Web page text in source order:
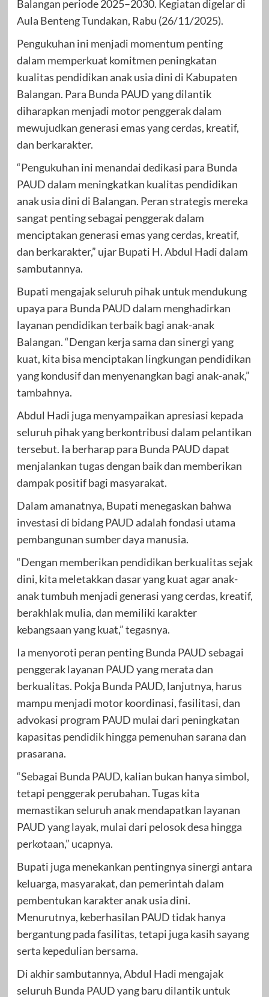
Balangan periode 2025–2030. Kegiatan digelar di
Aula Benteng Tundakan, Rabu (26/11/2025).
Pengukuhan ini menjadi momentum penting
dalam memperkuat komitmen peningkatan
kualitas pendidikan anak usia dini di Kabupaten
Balangan. Para Bunda PAUD yang dilantik
diharapkan menjadi motor penggerak dalam
mewujudkan generasi emas yang cerdas, kreatif,
dan berkarakter.
“Pengukuhan ini menandai dedikasi para Bunda
PAUD dalam meningkatkan kualitas pendidikan
anak usia dini di Balangan. Peran strategis mereka
sangat penting sebagai penggerak dalam
menciptakan generasi emas yang cerdas, kreatif,
dan berkarakter,” ujar Bupati H. Abdul Hadi dalam
sambutannya.
Bupati mengajak seluruh pihak untuk mendukung
upaya para Bunda PAUD dalam menghadirkan
layanan pendidikan terbaik bagi anak-anak
Balangan. “Dengan kerja sama dan sinergi yang
kuat, kita bisa menciptakan lingkungan pendidikan
yang kondusif dan menyenangkan bagi anak-anak,”
tambahnya.
Abdul Hadi juga menyampaikan apresiasi kepada
seluruh pihak yang berkontribusi dalam pelantikan
tersebut. Ia berharap para Bunda PAUD dapat
menjalankan tugas dengan baik dan memberikan
dampak positif bagi masyarakat.
Dalam amanatnya, Bupati menegaskan bahwa
investasi di bidang PAUD adalah fondasi utama
pembangunan sumber daya manusia.
“Dengan memberikan pendidikan berkualitas sejak
dini, kita meletakkan dasar yang kuat agar anak-
anak tumbuh menjadi generasi yang cerdas, kreatif,
berakhlak mulia, dan memiliki karakter
kebangsaan yang kuat,” tegasnya.
Ia menyoroti peran penting Bunda PAUD sebagai
penggerak layanan PAUD yang merata dan
berkualitas. Pokja Bunda PAUD, lanjutnya, harus
mampu menjadi motor koordinasi, fasilitasi, dan
advokasi program PAUD mulai dari peningkatan
kapasitas pendidik hingga pemenuhan sarana dan
prasarana.
“Sebagai Bunda PAUD, kalian bukan hanya simbol,
tetapi penggerak perubahan. Tugas kita
memastikan seluruh anak mendapatkan layanan
PAUD yang layak, mulai dari pelosok desa hingga
perkotaan,” ucapnya.
Bupati juga menekankan pentingnya sinergi antara
keluarga, masyarakat, dan pemerintah dalam
pembentukan karakter anak usia dini.
Menurutnya, keberhasilan PAUD tidak hanya
bergantung pada fasilitas, tetapi juga kasih sayang
serta kepedulian bersama.
Di akhir sambutannya, Abdul Hadi mengajak
seluruh Bunda PAUD yang baru dilantik untuk